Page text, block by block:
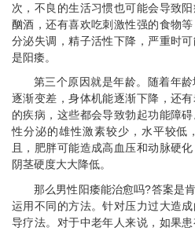
次，不良的生活习惯也可能会导致
酗酒，还有喜欢吃刺激性强的食物
分泌失调，精子活性下降，严重时
是阳痿。
第三个原因就是年龄。随着年
逐渐变差，身体机能逐渐下降，还
的疾病，这些都会导致勃起功能障
性分泌的雄性激素较少，水平较低
且，肥胖可能造成高血压和动脉硬
阴茎硬度大大降低。
那么男性阳痿能治愈吗?答案是
运用不同的方法。针对压力过大造
导疗法。对于中老年人来说，如果